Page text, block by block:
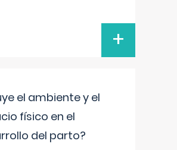
+
el ambiente y el
físico en el
del parto?